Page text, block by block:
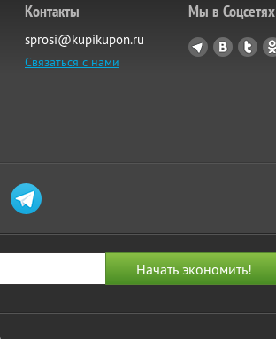
Контакты
sprosi@kupikupon.ru
Связаться с нами
Мы в Соцсетях